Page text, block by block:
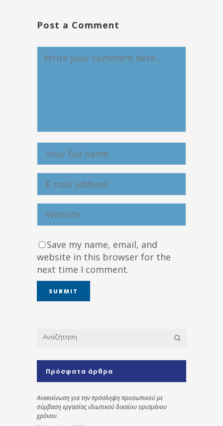
Post a Comment
Save my name, email, and
website in this browser for the
next time I comment.
Πρόσφατα άρθρα
Ανακοίνωση για την πρόσληψη προσωπικού με
σύμβαση εργασίας ιδιωτικού δικαίου ορισμένου
χρόνου